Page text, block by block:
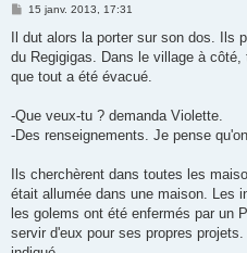
M
s
a
g
15 janv. 2013, 17:31
Il dut alors la porter sur son dos. Ils
du Regigigas. Dans le village à
que tout a été évacué.
-Que veux-tu ? demanda Violette.
-Des renseignements. Je pense
Ils cherchèrent dans toutes les
était allumée dans une maison. Les
les golems ont été enfermés par un
servir d'eux pour ses propres